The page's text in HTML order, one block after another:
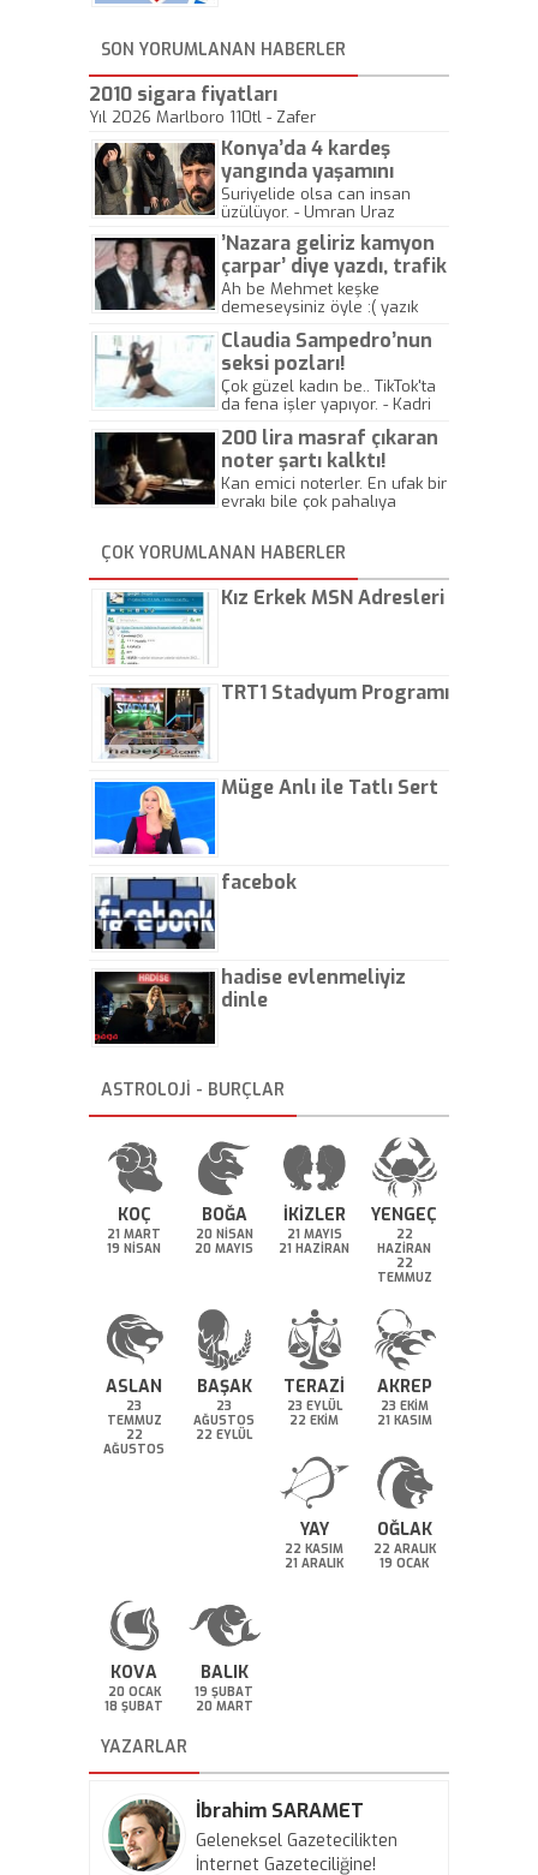
SON YORUMLANAN HABERLER
2010 sigara fiyatları
Yıl 2026 Marlboro 110tl - Zafer
Konya’da 4 kardeş
yangında yaşamını
yitirdi
Suriyelide olsa can insan
üzülüyor. - Umran Uraz
’Nazara geliriz kamyon
çarpar’ diye yazdı, trafik
kazasında öldü!
Ah be Mehmet keşke
demeseysiniz öyle :( yazık
Claudia Sampedro’nun
seksi pozları!
Çok güzel kadın be.. TikTok'ta
da fena işler yapıyor. - Kadri
200 lira masraf çıkaran
noter şartı kalktı!
Kan emici noterler. En ufak bir
evrakı bile çok pahalıya
kaptırıyorsunuz. - Kayhan
Gezenti
ÇOK YORUMLANAN HABERLER
Kız Erkek MSN Adresleri
TRT1 Stadyum Programı
Müge Anlı ile Tatlı Sert
facebok
hadise evlenmeliyiz
dinle
ASTROLOJİ - BURÇLAR
KOÇ
21 MART
19 NİSAN
BOĞA
20 NİSAN
20 MAYIS
İKİZLER
21 MAYIS
21 HAZİRAN
YENGEÇ
22
HAZİRAN
22
TEMMUZ
ASLAN
23
TEMMUZ
22
AĞUSTOS
BAŞAK
23
AĞUSTOS
22 EYLÜL
TERAZİ
23 EYLÜL
22 EKİM
AKREP
23 EKİM
21 KASIM
YAY
22 KASIM
21 ARALIK
OĞLAK
22 ARALIK
19 OCAK
KOVA
20 OCAK
18 ŞUBAT
BALIK
19 ŞUBAT
20 MART
YAZARLAR
İbrahim SARAMET
Geleneksel Gazetecilikten
İnternet Gazeteciliğine!